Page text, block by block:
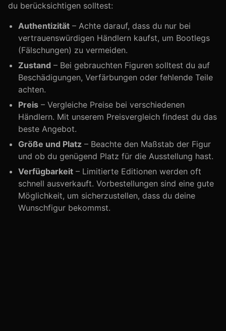
du berücksichtigen solltest:
Authentizität – Achte darauf, dass du nur bei
vertrauenswürdigen Händlern kaufst, um Bootlegs
(Fälschungen) zu vermeiden.
Zustand – Bei gebrauchten Figuren solltest du auf
Beschädigungen, Verfärbungen oder fehlende Teile
achten.
Preis – Vergleiche Preise bei verschiedenen
Händlern. Mit unserem Preisvergleich findest du das
beste Angebot.
Größe und Platz – Beachte den Maßstab der Figur
und ob du genügend Platz für die Ausstellung hast.
Verfügbarkeit – Limitierte Editionen werden oft
schnell ausverkauft. Vorbestellungen sind eine gute
Möglichkeit, um sicherzustellen, dass du deine
Wunschfigur bekommst.